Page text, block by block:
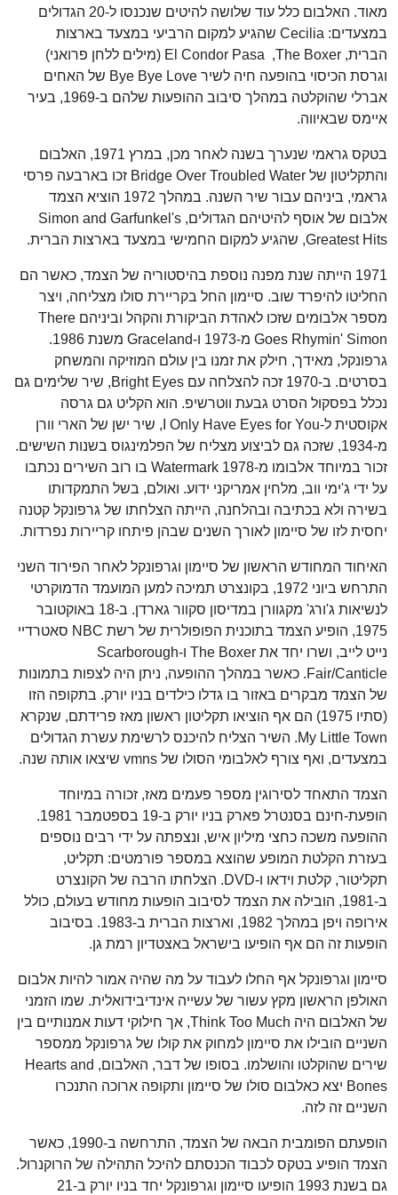
מאוד. האלבום כלל עוד שלושה להיטים שנכנסו ל-20 הגדולים
במצעדים: Cecilia שהגיע למקום הרביעי במצעד בארצות
הברית, The Boxer, ‏ El Condor Pasa (מילים ללחן פרואני)
וגרסת הכיסוי בהופעה חיה לשיר Bye Bye Love של האחים
אברלי שהוקלטה במהלך סיבוב ההופעות שלהם ב-1969, בעיר
איימס שבאיווה.
בטקס גראמי שנערך בשנה לאחר מכן, במרץ 1971, האלבום
והתקליטון של Bridge Over Troubled Water זכו בארבעה פרסי
גראמי, ביניהם עבור שיר השנה. במהלך 1972 הוציא הצמד
אלבום של אוסף להיטיהם הגדולים, Simon and Garfunkel's
Greatest Hits, שהגיע למקום החמישי במצעד בארצות הברית.
1971 הייתה שנת מפנה נוספת בהיסטוריה של הצמד, כאשר הם
החליטו להיפרד שוב. סיימון החל בקריירת סולו מצליחה, ויצר
מספר אלבומים שזכו לאהדת הביקורת והקהל וביניהם There
Goes Rhymin' Simon מ-1973 ו-Graceland משנת 1986.
גרפונקל, מאידך, חילק את זמנו בין עולם המוזיקה והמשחק
בסרטים. ב-1970 זכה להצלחה עם Bright Eyes, שיר שלימים גם
נכלל בפסקול הסרט גבעת ווטרשיפ. הוא הקליט גם גרסה
אקוסטית ל-I Only Have Eyes for You, שיר ישן של הארי וורן
מ-1934, שזכה גם לביצוע מצליח של הפלמינגוס בשנות השישים.
זכור במיוחד אלבומו מ-1978 Watermark בו רוב השירים נכתבו
על ידי ג'ימי ווב, מלחין אמריקני ידוע. ואולם, בשל התמקדותו
בשירה ולא בכתיבה ובהלחנה, הייתה הצלחתו של גרפונקל קטנה
יחסית לזו של סיימון לאורך השנים שבהן פיתחו קריירות נפרדות.
האיחוד המחודש הראשון של סיימון וגרפונקל לאחר הפירוד השני
התרחש ביוני 1972, בקונצרט תמיכה למען המועמד הדמוקרטי
לנשיאות ג'ורג' מקגוורן במדיסון סקוור גארדן. ב-18 באוקטובר
1975, הופיע הצמד בתוכנית הפופולרית של רשת NBC סאטרדיי
נייט לייב, ושרו יחד את The Boxer ו-Scarborough
Fair/Canticle. כאשר במהלך ההופעה, ניתן היה לצפות בתמונות
של הצמד מבקרים באזור בו גדלו כילדים בניו יורק. בתקופה הזו
(סתיו 1975) הם אף הוציאו תקליטון ראשון מאז פרידתם, שנקרא
My Little Town. השיר הצליח להיכנס לרשימת עשרת הגדולים
במצעדים, ואף צורף לאלבומי הסולו של vmns שיצאו אותה שנה.
הצמד התאחד לסירוגין מספר פעמים מאז, זכורה במיוחד
הופעת-חינם בסנטרל פארק בניו יורק ב-19 בספטמבר 1981.
ההופעה משכה כחצי מיליון איש, ונצפתה על ידי רבים נוספים
בעזרת הקלטת המופע שהוצא במספר פורמטים: תקליט,
תקליטור, קלטת וידאו ו-DVD. הצלחתו הרבה של הקונצרט
ב-1981, הובילה את הצמד לסיבוב הופעות מחודש בעולם, כולל
אירופה ויפן במהלך 1982, וארצות הברית ב-1983. בסיבוב
הופעות זה הם אף הופיעו בישראל באצטדיון רמת גן.
סיימון וגרפונקל אף החלו לעבוד על מה שהיה אמור להיות אלבום
האולפן הראשון מקץ עשור של עשייה אינדיבידואלית. שמו הזמני
של האלבום היה Think Too Much, אך חילוקי דעות אמנותיים בין
השניים הובילו את סיימון למחוק את קולו של גרפונקל ממספר
שירים שהוקלטו והושלמו. בסופו של דבר, האלבום, Hearts and
Bones יצא כאלבום סולו של סיימון ותקופה ארוכה התנכרו
השניים זה לזה.
הופעתם הפומבית הבאה של הצמד, התרחשה ב-1990, כאשר
הצמד הופיע בטקס לכבוד הכנסתם להיכל התהילה של הרוקנרול.
גם בשנת 1993 הופיעו סיימון וגרפונקל יחד בניו יורק ב-21